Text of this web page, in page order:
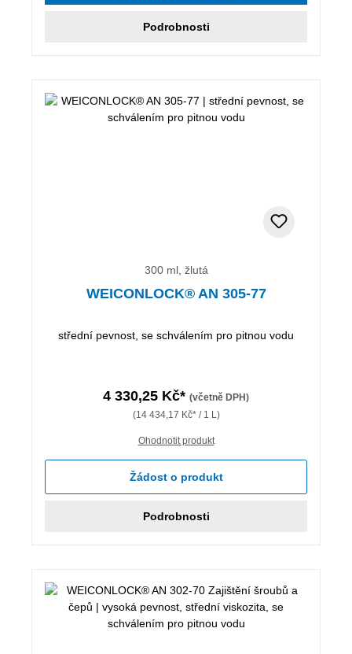
Podrobnosti
300 ml, žlutá
WEICONLOCK® AN 305-77
střední pevnost, se schválením pro pitnou vodu
4 330,25 Kč* (včetně DPH)
(14 434,17 Kč* / 1 L)
Ohodnotit produkt
Žádost o produkt
Podrobnosti